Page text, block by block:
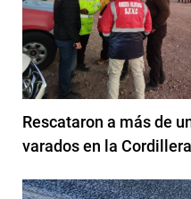
Rescataron a más de
varados en la Cordillera